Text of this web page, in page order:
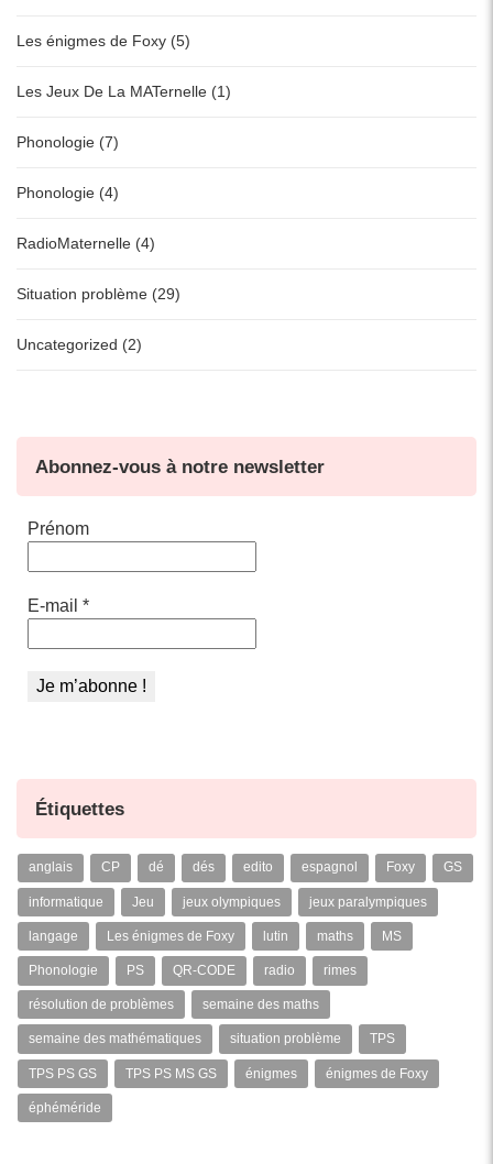
Les énigmes de Foxy (5)
Les Jeux De La MATernelle (1)
Phonologie (7)
Phonologie (4)
RadioMaternelle (4)
Situation problème (29)
Uncategorized (2)
Abonnez-vous à notre newsletter
Prénom
E-mail *
Étiquettes
anglais CP dé dés edito espagnol Foxy GS
informatique Jeu jeux olympiques jeux paralympiques
langage Les énigmes de Foxy lutin maths MS
Phonologie PS QR-CODE radio rimes
résolution de problèmes semaine des maths
semaine des mathématiques situation problème TPS
TPS PS GS TPS PS MS GS énigmes énigmes de Foxy
éphéméride